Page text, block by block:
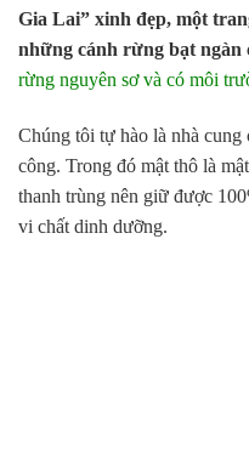
Gia Lai” xinh đẹp, một
những cánh rừng bạt ngàn
rừng nguyên sơ và có môi
Chúng tôi tự hào là nhà cung
công. Trong đó mật thô là
thanh trùng nên giữ được
vi chất dinh dưỡng.